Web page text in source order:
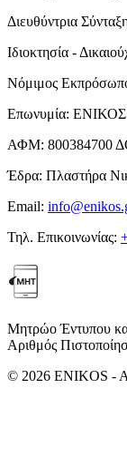
Διευθύντρια
Ιδιοκτησία -
Νόμιμος
Επωνυμία:
ΑΦΜ: 800384700
Έδρα: Πλαστήρα
Email:
Τηλ. Επικοινωνίας:
Μητρώο Έντυπου
Αριθμός
© 2026 ENIKOS -